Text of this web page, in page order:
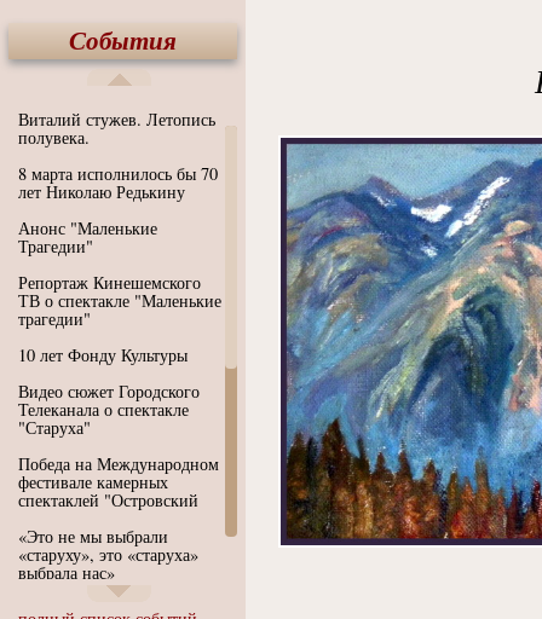
События
Виталий стужев. Летопись
полувека.
8 марта исполнилось бы 70
лет Николаю Редькину
Анонс "Маленькие
Трагедии"
Репортаж Кинешемского
ТВ о спектакле "Маленькие
трагедии"
10 лет Фонду Культуры
Видео сюжет Городского
Телеканала о спектакле
"Старуха"
Победа на Международном
фестивале камерных
спектаклей "Островский
«Это не мы выбрали
«старуху», это «старуха»
выбрала нас»
Иммерсивный спектакль